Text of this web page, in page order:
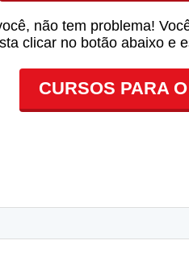
não tem problema!
clicar no botão abaixo e
CURSOS PARA